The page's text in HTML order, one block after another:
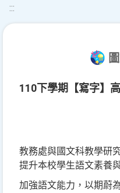
:::
110下學期【寫字】
教務處與國文科教學研
提升本校學生語文素養
加強語文能力，以期蔚